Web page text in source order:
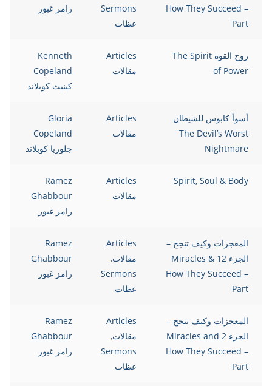
How They Succeed –
Part
Sermons
عظات
رامز غبور
روح القوة The Spirit
of Power
Articles
مقالات
Kenneth
Copeland
كينيث كوبلاند
أسوأ كابوس للشيطان
The Devil’s Worst
Nightmare
Articles
مقالات
Gloria
Copeland
جلوريا كوبلاند
Spirit, Soul & Body
Articles
مقالات
Ramez
Ghabbour
رامز غبور
المعجزات وكيف تنجح –
الجزء 12 Miracles &
How They Succeed –
Part
Articles
مقالات,
Sermons
عظات
Ramez
Ghabbour
رامز غبور
المعجزات وكيف تنجح –
الجزء 2 Miracles and
How They Succeed –
Part
Articles
مقالات,
Sermons
عظات
Ramez
Ghabbour
رامز غبور